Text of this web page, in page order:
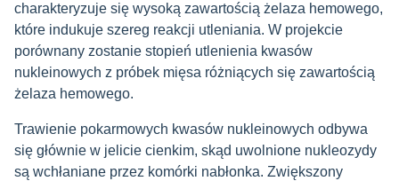
charakteryzuje się wysoką zawartością żelaza hemowego,
które indukuje szereg reakcji utleniania. W projekcie
porównany zostanie stopień utlenienia kwasów
nukleinowych z próbek mięsa różniących się zawartością
żelaza hemowego.
Trawienie pokarmowych kwasów nukleinowych odbywa
się głównie w jelicie cienkim, skąd uwolnione nukleozydy
są wchłaniane przez komórki nabłonka. Zwiększony